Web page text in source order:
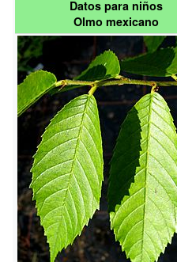
Datos para niños
Olmo mexicano